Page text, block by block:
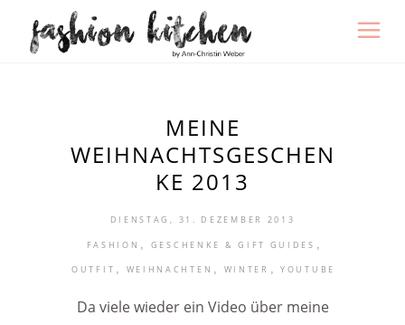
MEINE
WEIHNACHTSGESCHEN
KE 2013
DIENSTAG, 31. DEZEMBER 2013
FASHION , GESCHENKE & GIFT GUIDES ,
OUTFIT , WEIHNACHTEN , WINTER , YOUTUBE
Da viele wieder ein Video über meine